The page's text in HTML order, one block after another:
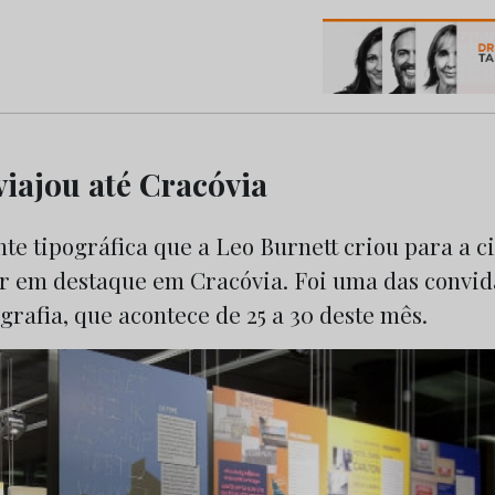
do Marketing e da Publicidade
até Cracóvia
tipográfica que a Leo Burnett criou para a
em destaque em Cracóvia. Foi uma das
que acontece de 25 a 30 deste mês.